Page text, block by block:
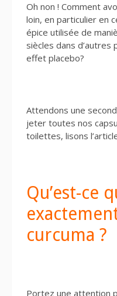
Oh non ! Comment
loin, en particulier en
épice utilisée de
siècles dans d’autres
effet placebo?
Attendons une
jeter toutes nos
toilettes, lisons
Qu’est-ce
curcuma ?
Portez une attention